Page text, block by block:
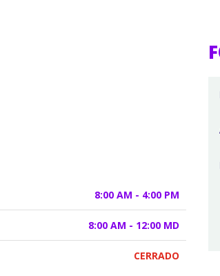
8:00 AM - 4:00 PM
8:00 AM - 12:00 MD
CERRADO